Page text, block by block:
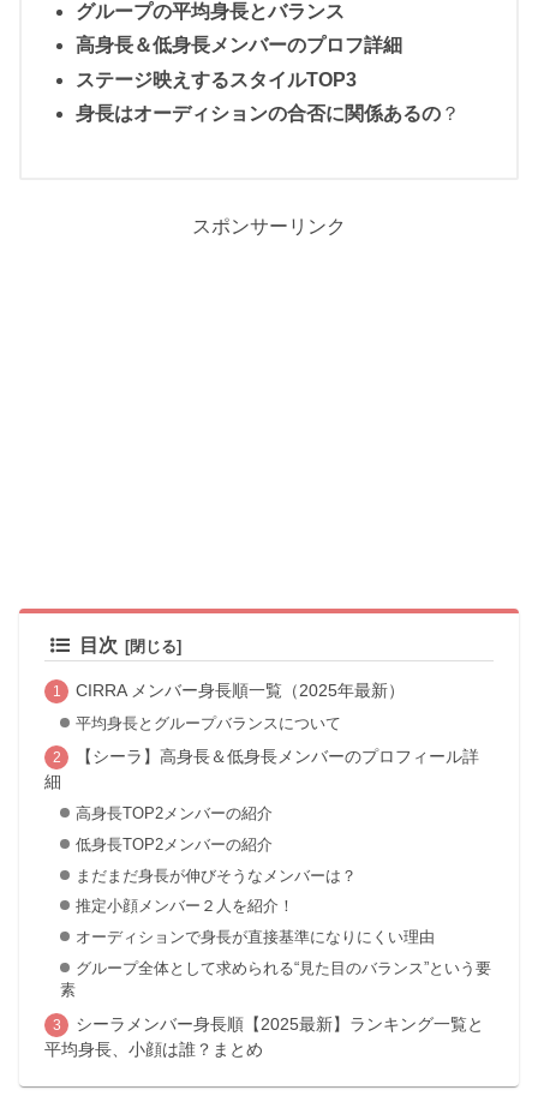
グループの平均身長とバランス
高身長＆低身長メンバーのプロフ詳細
ステージ映えするスタイルTOP3
身長はオーディションの合否に関係あるの ？
スポンサーリンク
目次
CIRRA メンバー身長順一覧（2025年最新）
平均身長とグループバランスについて
【シーラ】高身長＆低身長メンバーのプロフィール詳
細
高身長TOP2メンバーの紹介
低身長TOP2メンバーの紹介
まだまだ身長が伸びそうなメンバーは？
推定小顔メンバー２人を紹介！
オーディションで身長が直接基準になりにくい理由
グループ全体として求められる“見た目のバランス”という要
素
シーラメンバー身長順【2025最新】ランキング一覧と
平均身長、小顔は誰？まとめ